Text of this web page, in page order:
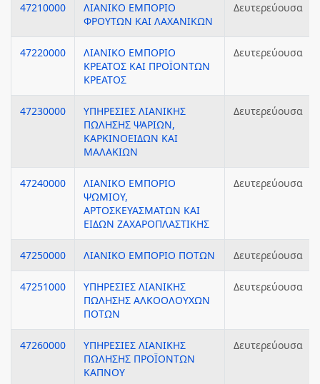
47210000
ΛΙΑΝΙΚΟ ΕΜΠΟΡΙΟ
ΦΡΟΥΤΩΝ ΚΑΙ ΛΑΧΑΝΙΚΩΝ
Δευτερεύουσα
47220000
ΛΙΑΝΙΚΟ ΕΜΠΟΡΙΟ
ΚΡΕΑΤΟΣ ΚΑΙ ΠΡΟΪΟΝΤΩΝ
ΚΡΕΑΤΟΣ
Δευτερεύουσα
47230000
ΥΠΗΡΕΣΙΕΣ ΛΙΑΝΙΚΗΣ
ΠΩΛΗΣΗΣ ΨΑΡΙΩΝ,
ΚΑΡΚΙΝΟΕΙΔΩΝ ΚΑΙ
ΜΑΛΑΚΙΩΝ
Δευτερεύουσα
47240000
ΛΙΑΝΙΚΟ ΕΜΠΟΡΙΟ
ΨΩΜΙΟΥ,
ΑΡΤΟΣΚΕΥΑΣΜΑΤΩΝ ΚΑΙ
ΕΙΔΩΝ ΖΑΧΑΡΟΠΛΑΣΤΙΚΗΣ
Δευτερεύουσα
47250000 ΛΙΑΝΙΚΟ ΕΜΠΟΡΙΟ ΠΟΤΩΝ Δευτερεύουσα
47251000
ΥΠΗΡΕΣΙΕΣ ΛΙΑΝΙΚΗΣ
ΠΩΛΗΣΗΣ ΑΛΚΟΟΛΟΥΧΩΝ
ΠΟΤΩΝ
Δευτερεύουσα
47260000
ΥΠΗΡΕΣΙΕΣ ΛΙΑΝΙΚΗΣ
ΠΩΛΗΣΗΣ ΠΡΟΪΟΝΤΩΝ
ΚΑΠΝΟΥ
Δευτερεύουσα